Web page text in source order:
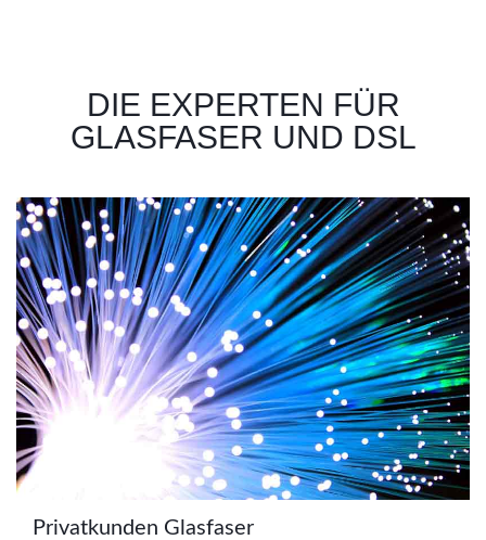
DIE EXPERTEN FÜR
GLASFASER UND DSL
Privatkunden Glasfaser